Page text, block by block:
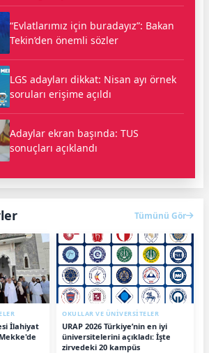
“Evlatlarımız için buradayız”: Bakan
Tekin’den önemli sözler
LGS adayları dikkat: Nisan ayı örnek
soruları erişime açıldı
Adaylar ekran başında: TUS
sonuçları açıklandı
Tümünü Gör
İlahiyat
OKULLAR VE ÜNİVERSİTELER
URAP 2026 Türkiye’nin en iyi
üniversitelerini açıkladı: İşte
zirvedeki 20 kampüs